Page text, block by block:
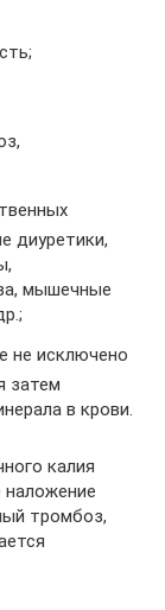
диуретики,
мышечные
не исключено
затем
в крови.
калия
наложение
тромбоз,